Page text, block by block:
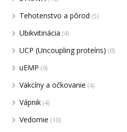
Tehotenstvo a pôrod (5)
Ubikvitinácia (4)
UCP (Uncoupling proteíns) (8)
uEMP (9)
Vakcíny a očkovanie (4)
Vápnik (4)
Vedomie (10)